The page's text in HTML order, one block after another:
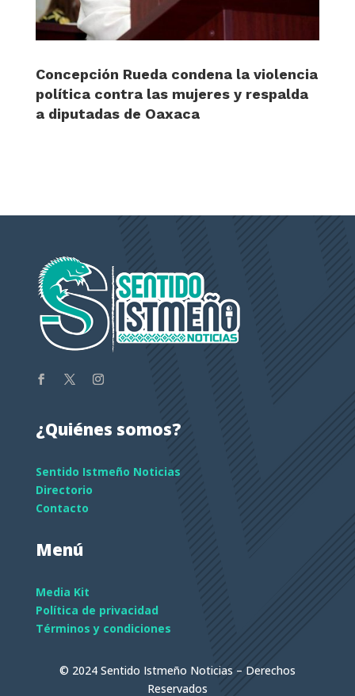
Concepción Rueda condena la violencia
política contra las mujeres y respalda
a diputadas de Oaxaca
¿Quiénes somos?
Sentido Istmeño Noticias
Directorio
Contacto
Menú
Media Kit
Política de privacidad
Términos y condiciones
© 2024 Sentido Istmeño Noticias – Derechos
Reservados